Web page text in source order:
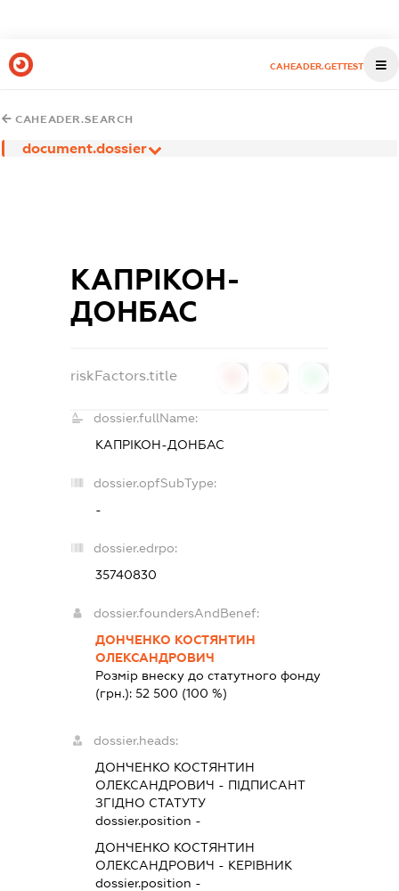
CAHEADER.GETTEST
CAHEADER.SEARCH
document.dossier
КАПРІКОН-
ДОНБАС
riskFactors.title
dossier.fullName:
КАПРІКОН-ДОНБАС
dossier.opfSubType:
-
dossier.edrpo:
35740830
dossier.foundersAndBenef:
ДОНЧЕНКО КОСТЯНТИН
ОЛЕКСАНДРОВИЧ
Розмір внеску до статутного фонду
(грн.): 52 500 (100 %)
dossier.heads:
ДОНЧЕНКО КОСТЯНТИН
ОЛЕКСАНДРОВИЧ - ПІДПИСАНТ
ЗГІДНО СТАТУТУ
dossier.position -
ДОНЧЕНКО КОСТЯНТИН
ОЛЕКСАНДРОВИЧ - КЕРІВНИК
dossier.position -